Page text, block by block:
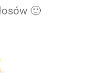
🙂